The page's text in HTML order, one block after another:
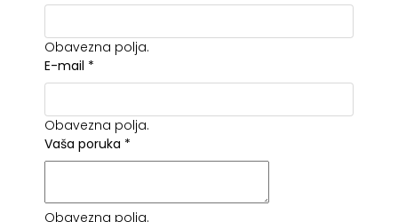
Obavezna polja.
E-mail *
Obavezna polja.
Vaša poruka *
Obavezna polja.